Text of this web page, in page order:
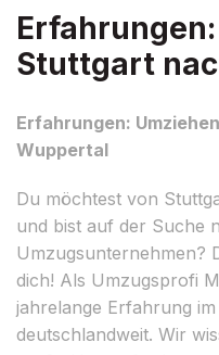
Stuttgart
Erfahrungen:
Wuppertal
Du möchtest von
und bist auf der Suche
Umzugsunternehmen?
dich! Als Umzugsprofi
jahrelange Erfahrung
deutschlandweit. Wir